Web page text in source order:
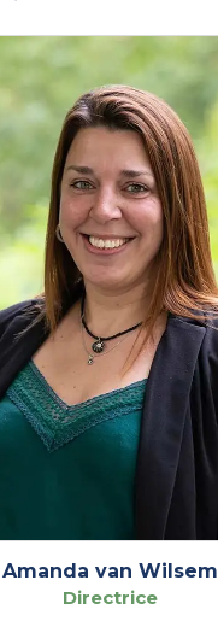
Amanda van Wilsem
Directrice